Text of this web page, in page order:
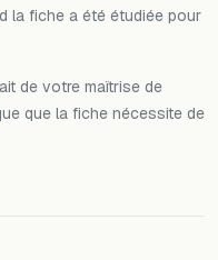
la fiche a été étudiée pour
de votre maîtrise de
que la fiche nécessite de